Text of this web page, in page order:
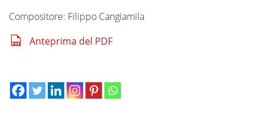
Compositore: Filippo Cangiamila
Anteprima del PDF